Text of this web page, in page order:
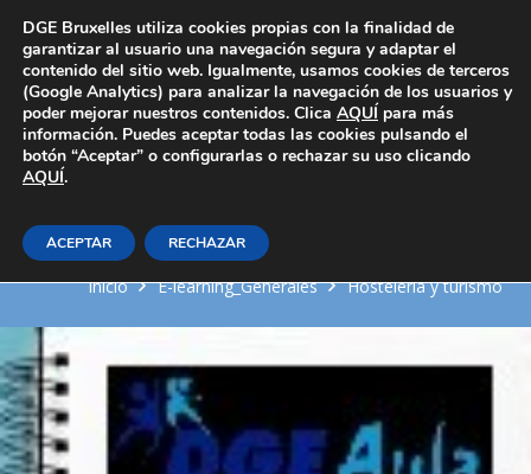
Área Privada
Preelaboración de productos
básicos de pastelería
Inicio E-learning_Generales Hosteleria y turismo
DGE Bruxelles utiliza cookies propias con la finalidad de
garantizar al usuario una navegación segura y adaptar el
contenido del sitio web. Igualmente, usamos cookies de terceros
(Google Analytics) para analizar la navegación de los usuarios y
poder mejorar nuestros contenidos. Clica AQUÍ para más
información. Puedes aceptar todas las cookies pulsando el
botón “Aceptar” o configurarlas o rechazar su uso clicando
AQUÍ.
ACEPTAR RECHAZAR